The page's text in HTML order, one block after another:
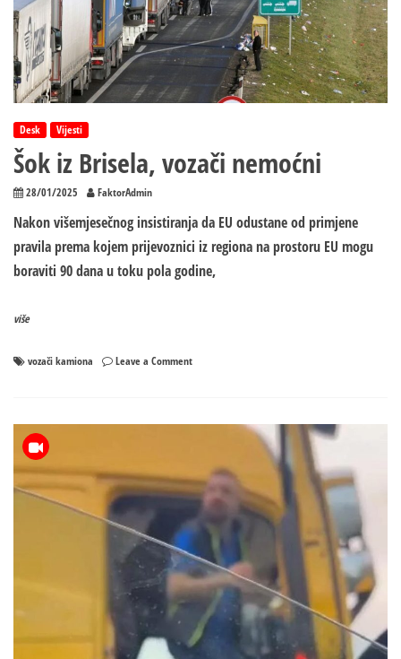
turisti?
Desk Vijesti
Šok iz Brisela, vozači nemoćni
28/01/2025 FaktorAdmin
Nakon višemjesečnog insistiranja da EU odustane od primjene
pravila prema kojem prijevoznici iz regiona na prostoru EU mogu
boraviti 90 dana u toku pola godine,
više
vozači kamiona Leave a Commenton